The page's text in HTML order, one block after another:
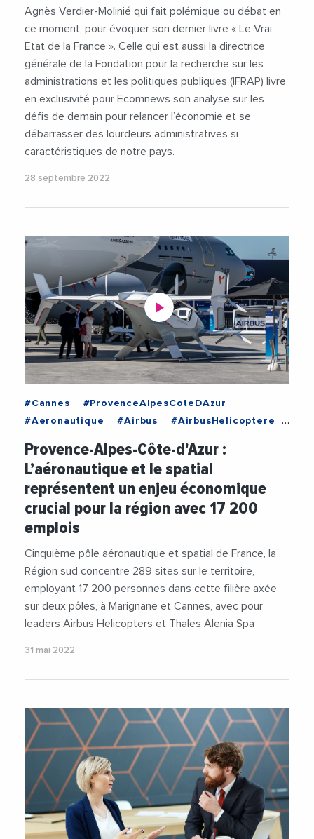
Agnès Verdier-Molinié qui fait polémique ou débat en
ce moment, pour évoquer son dernier livre « Le Vrai
Etat de la France ». Celle qui est aussi la directrice
générale de la Fondation pour la recherche sur les
administrations et les politiques publiques (IFRAP) livre
en exclusivité pour Ecomnews son analyse sur les
défis de demain pour relancer l’économie et se
débarrasser des lourdeurs administratives si
caractéristiques de notre pays.
28 septembre 2022
#Cannes
#ProvenceAlpesCoteDAzur
#Aeronautique
#Airbus
#AirbusHelicoptere
#Cannes
#Covid19 #Emploi
#INSEE
#ProvenceAlpesCoteDAzur
#Spatial
Provence-Alpes-Côte-d'Azur :
L’aéronautique et le spatial
représentent un enjeu économique
crucial pour la région avec 17 200
emplois
Cinquième pôle aéronautique et spatial de France, la
Région sud concentre 289 sites sur le territoire,
employant 17 200 personnes dans cette filière axée
sur deux pôles, à Marignane et Cannes, avec pour
leaders Airbus Helicopters et Thales Alenia Spa
31 mai 2022